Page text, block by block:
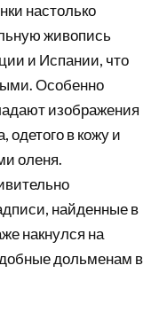
настолько
живопись
и Испании, что
Особенно
изображения
в кожу и
оленя.
найденные в
накнулся на
дольменам в